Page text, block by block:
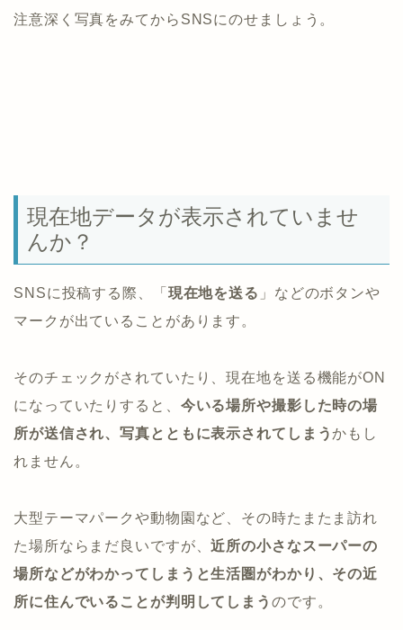
注意深く写真をみてからSNSにのせましょう。
現在地データが表示されていませ
んか？
SNSに投稿する際、「 現在地を送る 」などのボタンや
マークが出ていることがあります。
そのチェックがされていたり、現在地を送る機能がON
になっていたりすると、 今いる場所や撮影した時の場
所が送信され、写真とともに表示されてしまうかもし
れません。
大型テーマパークや動物園など、その時たまたま訪れ
た場所ならまだ良いですが、近所の小さなスーパーの
場所などがわかってしまうと生活圏がわかり、その近
所に住んでいることが判明してしまう のです。